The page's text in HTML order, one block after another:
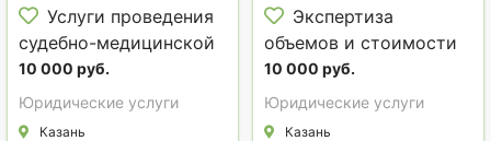
Услуги проведения
судебно-медицинской
экспертизы. Оценка
ущерба здоровью в
Казани
10 000 руб.
Юридические услуги
Казань
Экспертиза
объемов и стоимости
строительно-
монтажных работ в
Казани
10 000 руб.
Юридические услуги
Казань